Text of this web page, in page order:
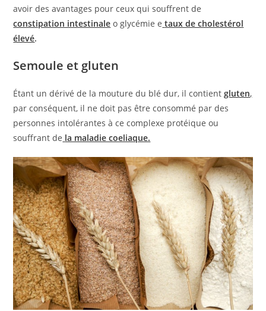
avoir des avantages pour ceux qui souffrent de
constipation intestinale o glycémie e taux de cholestérol
élevé.
Semoule et gluten
Étant un dérivé de la mouture du blé dur, il contientgluten,
par conséquent, il ne doit pas être consommé par des
personnes intolérantes à ce complexe protéique ou
souffrant de la maladie coeliaque.